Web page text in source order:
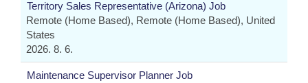
Territory Sales Representative (Arizona) Job
Remote (Home Based), Remote (Home Based), United
States
2026. 8. 6.
Maintenance Supervisor Planner Job